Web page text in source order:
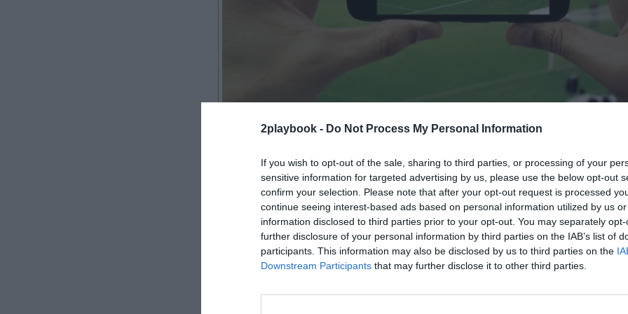
2playbook - Do Not Process My Personal Information
If you wish to opt-out of the sale, sharing to third parties, or processing of your
sensitive information for targeted advertising by us, please use the below opt-out
confirm your selection. Please note that after your opt-out request is processed
continue seeing interest-based ads based on personal information utilized by us
information disclosed to third parties prior to your opt-out. You may separately
further disclosure of your personal information by third parties on the IAB’s list of
participants. This information may also be disclosed by us to third parties on the
Downstream Participants that may further disclose it to other third parties.
2Playbook 16 de febrero de 2025
Guardar Me gusta
asegura tener pruebas de que las
IPs bloqueadas en
emiten contenidos piratas ilegales. La promotora del fútbol
español ha asegurado en un comunicado tener “la absoluta
acreditativade que esas IPs se emplean paradistribuir contenidos
y se comparten con contenidos ilegítimos”.